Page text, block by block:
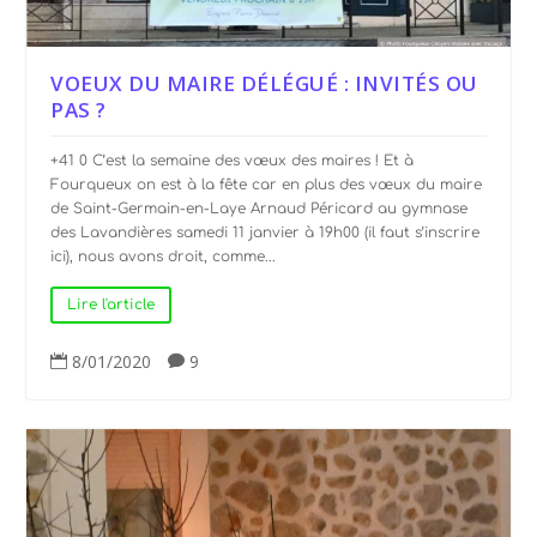
VOEUX DU MAIRE DÉLÉGUÉ : INVITÉS OU
PAS ?
+41 0 C’est la semaine des vœux des maires ! Et à
Fourqueux on est à la fête car en plus des vœux du maire
de Saint-Germain-en-Laye Arnaud Péricard au gymnase
des Lavandières samedi 11 janvier à 19h00 (il faut s’inscrire
ici), nous avons droit, comme...
Lire l'article
 8/01/2020  9